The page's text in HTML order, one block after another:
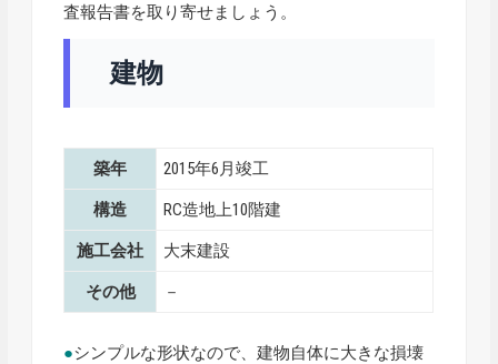
査報告書を取り寄せましょう。
建物
築年 2015年6月竣工
構造 RC造地上10階建
施工会社 大末建設
その他 －
●シンプルな形状なので、建物自体に大きな損壊